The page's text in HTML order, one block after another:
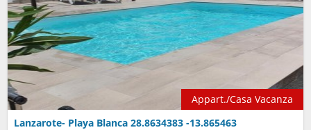
Appart./Casa Vacanza
Lanzarote- Playa Blanca 28.8634383 -13.865463